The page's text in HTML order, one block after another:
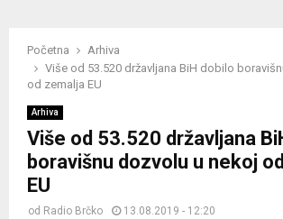
Početna
Arhiva
Više od 53.520 državljana BiH dobilo
od zemalja EU
Arhiva
Više od 53.520 državljana
boravišnu dozvolu u nekoj
EU
od Radio Brčko 13.08.2019 - 12:20